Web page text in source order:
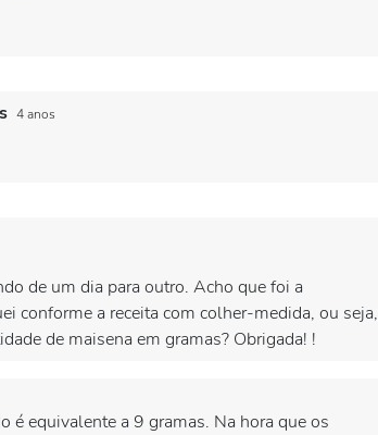
4 anos
de um dia para outro. Acho que foi a
conforme a receita com colher-medida, ou seja,
de maisena em gramas? Obrigada! !
é equivalente a 9 gramas. Na hora que os